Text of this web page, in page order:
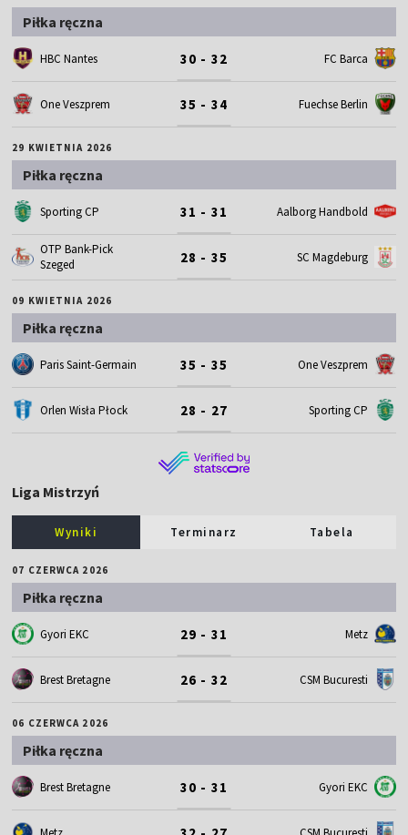
Piłka ręczna
HBC Nantes 30 - 32 FC Barca
One Veszprem 35 - 34 Fuechse Berlin
29 KWIETNIA 2026
Piłka ręczna
Sporting CP 31 - 31 Aalborg Handbold
OTP Bank-Pick
Szeged
28 - 35 SC Magdeburg
09 KWIETNIA 2026
Piłka ręczna
Paris Saint-Germain 35 - 35 One Veszprem
Orlen Wisła Płock 28 - 27 Sporting CP
Liga Mistrzyń
Wyniki Terminarz Tabela
07 CZERWCA 2026
Piłka ręczna
Gyori EKC 29 - 31 Metz
Brest Bretagne 26 - 32 CSM Bucuresti
06 CZERWCA 2026
Piłka ręczna
Brest Bretagne 30 - 31 Gyori EKC